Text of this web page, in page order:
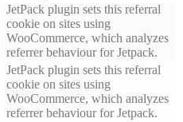
JetPack plugin sets this referral
cookie on sites using
WooCommerce, which analyzes
referrer behaviour for Jetpack.
JetPack plugin sets this referral
cookie on sites using
WooCommerce, which analyzes
referrer behaviour for Jetpack.